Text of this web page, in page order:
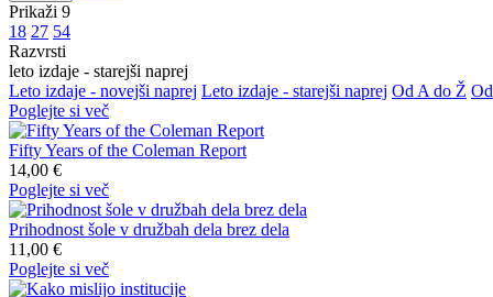
Prikaži 9
18 27 54
Razvrsti
leto izdaje - starejši naprej
Leto izdaje - novejši naprej Leto izdaje - starejši naprej Od A do Ž
Poglejte si več
Fifty Years of the Coleman Report
14,00 €
Poglejte si več
Prihodnost šole v družbah dela brez dela
11,00 €
Poglejte si več